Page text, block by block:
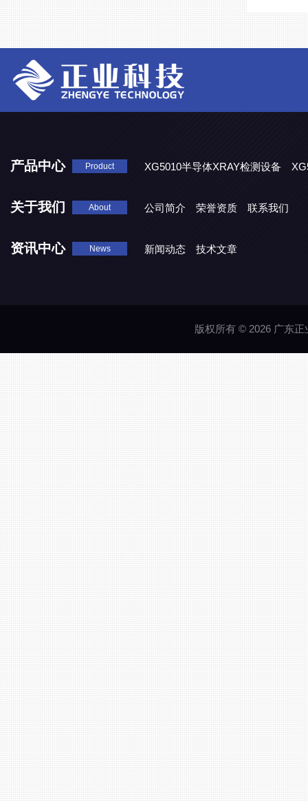
产品中心 Product XG5010半导体XRAY检测设备
关于我们 About 公司简介 荣誉资质 联系我们
资讯中心 News 新闻动态 技术文章
版权所有 © 2026 广东